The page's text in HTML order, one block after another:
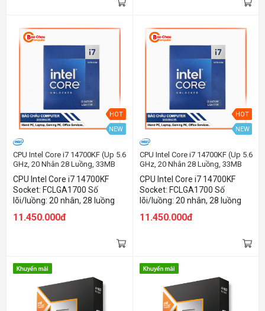
HOT
NEW
CPU Intel Core i7 14700KF (Up 5.6
GHz, 20 Nhân 28 Luồng, 33MB
PCBUILD
CPU Intel Core i7 14700KF
Socket: FCLGA1700 Số
lõi/luồng: 20 nhân, 28 luồng
nhớ đệm: 33 MB Bus ram hỗ
5600 MT/s Mức tiêu thụ điện:
11.450.000đ
HOT
NEW
CPU Intel Core i7 14700KF (Up 5.6
GHz, 20 Nhân 28 Luồng, 33MB
CPU Intel Core i7 14700KF
Socket: FCLGA1700 Số
lõi/luồng: 20 nhân, 28 luồng
nhớ đệm: 33 MB Bus ram hỗ
5600 MT/s Mức tiêu thụ điện:
11.450.000đ